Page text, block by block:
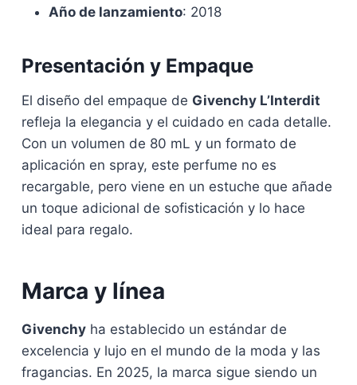
Año de lanzamiento: 2018
Presentación y Empaque
El diseño del empaque de Givenchy L’Interdit
refleja la elegancia y el cuidado en cada detalle.
Con un volumen de 80 mL y un formato de
aplicación en spray, este perfume no es
recargable, pero viene en un estuche que añade
un toque adicional de sofisticación y lo hace
ideal para regalo.
Marca y línea
Givenchy ha establecido un estándar de
excelencia y lujo en el mundo de la moda y las
fragancias. En 2025, la marca sigue siendo un